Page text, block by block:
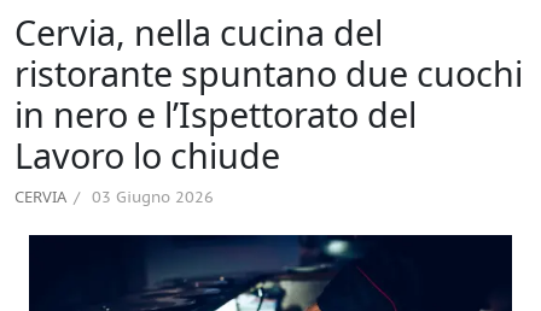
Cervia, nella cucina del
ristorante spuntano due cuochi
in nero e l’Ispettorato del
Lavoro lo chiude
CERVIA 03 Giugno 2026